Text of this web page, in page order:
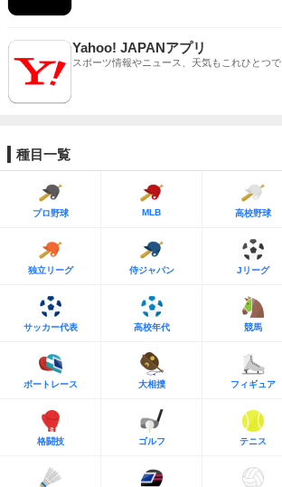
Yahoo! JAPANアプリ
スポーツ情報やニュース、天気もこれひとつで
種目一覧
プロ野球 MLB 高校野球
独立リーグ 侍ジャパン Jリーグ
サッカー代表 高校年代 競馬
ボートレース 大相撲 フィギュア
格闘技 ゴルフ テニス